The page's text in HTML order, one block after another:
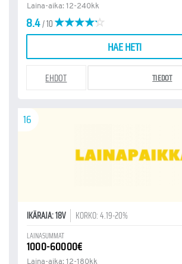
Laina-aika: 12-240kk
8.4/ 10
HAE HETI
EHDOT TIEDOT
16
IKÄRAJA: 18V KORKO: 4.19-20%
LAINASUMMAT
1000-60000€
Laina-aika: 12-180kk